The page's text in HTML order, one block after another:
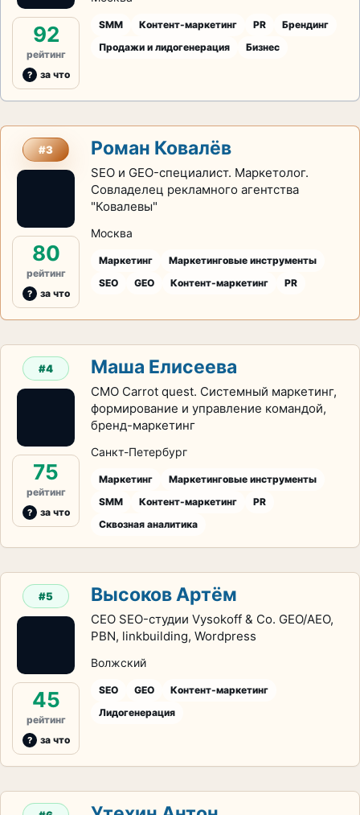
92
рейтинг
за что
SMM Контент-маркетинг PR
Брендинг
Продажи и лидогенерация
Бизнес
#3
80
рейтинг
за что
Роман Ковалёв
SEO и GEO-специалист. Маркетолог.
Совладелец рекламного агентства
"Ковалевы"
Москва
Маркетинг
Маркетинговые инструменты
SEO
GEO Контент-маркетинг PR
#4
75
рейтинг
за что
Маша Елисеева
CMO Carrot quest. Системный маркетинг,
формирование и управление командой,
бренд-маркетинг
Санкт-Петербург
Маркетинг
Маркетинговые инструменты
SMM
Контент-маркетинг
PR
Сквозная аналитика
#5
45
рейтинг
за что
Высоков Артём
CEO SEO-студии Vysokoff & Co. GEO/AEO,
PBN, linkbuilding, Wordpress
Волжский
SEO GEO
Контент-маркетинг
Лидогенерация